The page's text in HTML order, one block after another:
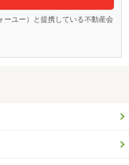
ーユー）と提携している不動産会